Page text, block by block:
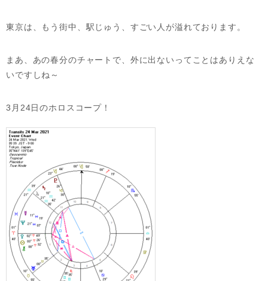
東京は、もう街中、駅じゅう、すごい人が溢れております。
まあ、あの春分のチャートで、外に出ないってことはありえな
いですしね～
3月24日のホロスコープ！